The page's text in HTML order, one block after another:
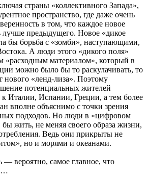
страны «коллективного Запада»,
пространство, где даже очень
в том, что каждое новое
лучше предыдущего. Новое «дикое
бы борьба с «зомби», наступающими,
А люди этого «дикого поля»
«расходным материалом», который в
можно было бы то раскулачивать, то
нового «ленд-лиза». Поэтому
потенциальных жителей
к Италии, Испании, Греции, а тем более
вполне объяснимо с точки зрения
подходов. Но люди в «цифровом
жить, не меняя своего образа жизни,
Ведь они прикрыты не
но и морями и океанами.
— вероятно, самое главное, что